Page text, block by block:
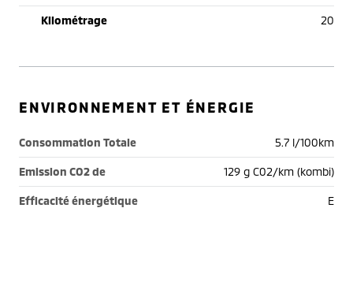
Kilométrage 20
ENVIRONNEMENT ET ÉNERGIE
Consommation Totale 5.7 l/100km
Emission CO2 de 129 g C02/km (kombi)
Efficacité énergétique E